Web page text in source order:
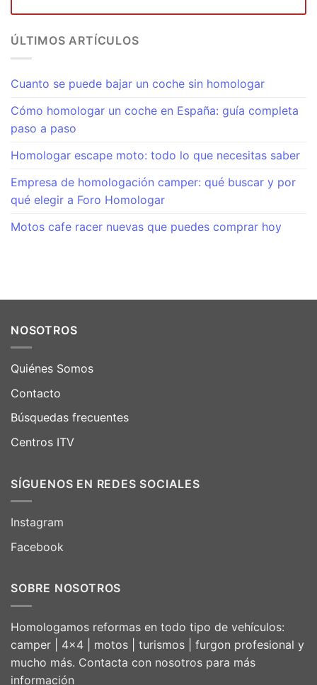
ÚLTIMOS ARTÍCULOS
Cuanto se puede bajar un coche sin homologar
Cómo homologar un coche en España: guía completa
paso a paso
Homologar escape moto: todo lo que necesitas saber
Empresa de homologación camper: qué buscar y por
qué elegir a Foro Homologar
Motos cafe racer nuevas que puedes comprar hoy
NOSOTROS
Quiénes Somos
Contacto
Búsquedas frecuentes
Centros ITV
SÍGUENOS EN REDES SOCIALES
Instagram
Facebook
SOBRE NOSOTROS
Homologamos reformas en todo tipo de vehículos:
camper | 4×4 | motos | turismos | furgon profesional y
mucho más. Contacta con nosotros para más
información